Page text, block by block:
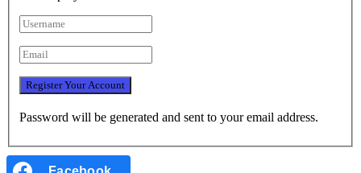
Password will be generated and sent to your email address.